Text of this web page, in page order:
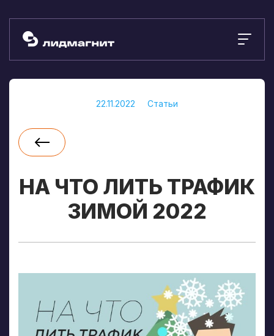
22.11.2022 Статьи
НА ЧТО ЛИТЬ ТРАФИК
ЗИМОЙ 2022